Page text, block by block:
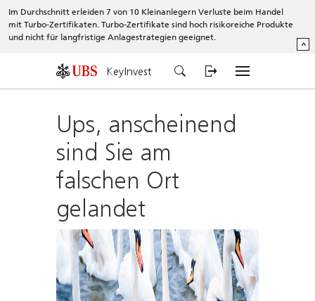
Im Durchschnitt erleiden 7 von 10 Kleinanlegern Verluste beim Handel
mit Turbo-Zertifikaten. Turbo-Zertifikate sind hoch risikoreiche Produkte
und nicht für langfristige Anlagestrategien geeignet.
^
KeyInvest
Ups, anscheinend
sind Sie am
falschen Ort
gelandet